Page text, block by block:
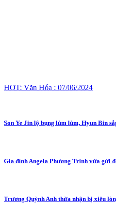
HOT: Văn Hóa : 07/06/2024
Son Ye Jin lộ bụng lùm lùm, Hyun Bin
Gia đình Angela Phương Trinh vừa gửi
Trương Quỳnh Anh thừa nhận bị xiêu